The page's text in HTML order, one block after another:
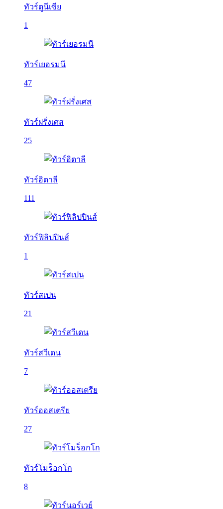
ทัวร์ตูนีเซีย
1
ทัวร์เยอรมนี
47
ทัวร์ฝรั่งเศส
25
ทัวร์อิตาลี
111
ทัวร์ฟิลิปปินส์
1
ทัวร์สเปน
21
ทัวร์สวีเดน
7
ทัวร์ออสเตรีย
27
ทัวร์โมร็อกโก
8